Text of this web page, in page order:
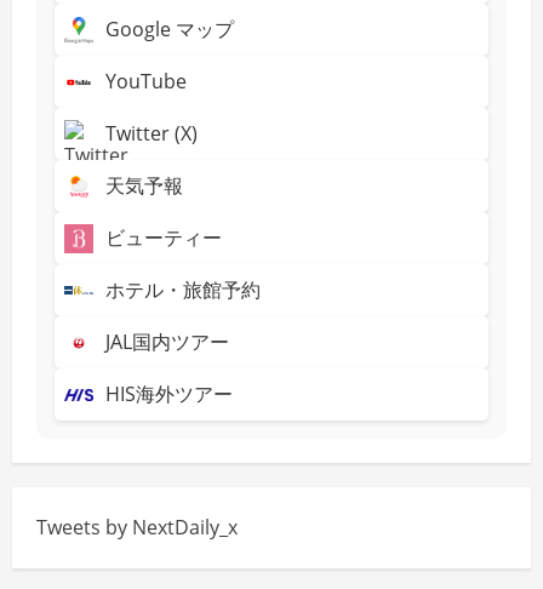
Google マップ
YouTube
Twitter (X)
天気予報
ビューティー
ホテル・旅館予約
JAL国内ツアー
HIS海外ツアー
Tweets by NextDaily_x